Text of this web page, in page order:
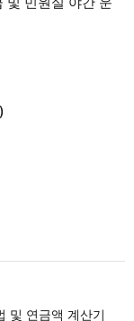
및 연금액 계산기